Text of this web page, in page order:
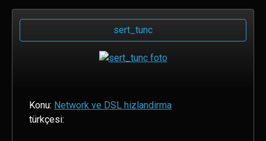
sert_tunc
Konu: Network ve DSL hizlandirma
türkçesi: